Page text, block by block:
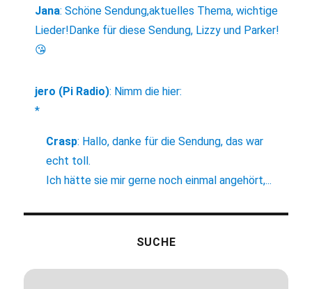
Jana:Schöne Sendung,aktuelles Thema, wichtige
Lieder!Danke für diese Sendung, Lizzy und Parker!
😘
jero (Pi Radio): Nimm die hier:
*
Crasp: Hallo, danke für die Sendung, das war
echt toll.
Ich hätte sie mir gerne noch einmal angehört,...
SUCHE